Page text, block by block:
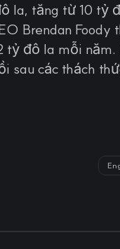
la, tăng từ 10 tỷ
Brendan
tỷ đô la mỗi năm.
sau các thách